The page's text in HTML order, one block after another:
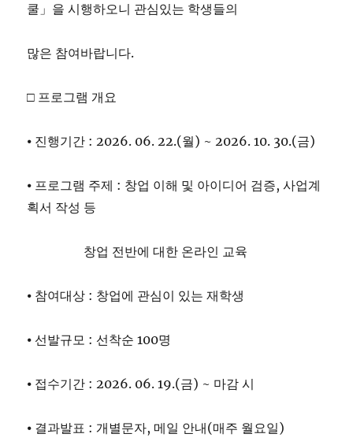
쿨」을 시행하오니 관심있는 학생들의
많은 참여바랍니다.
□ 프로그램 개요
⦁ 진행기간 : 2026. 06. 22.(월) ~ 2026. 10. 30.(금)
⦁ 프로그램 주제 : 창업 이해 및 아이디어 검증, 사업계
획서 작성 등
창업 전반에 대한 온라인 교육
⦁ 참여대상 : 창업에 관심이 있는 재학생
⦁ 선발규모 : 선착순 100명
⦁ 접수기간 : 2026. 06. 19.(금) ~ 마감 시
⦁ 결과발표 : 개별문자, 메일 안내(매주 월요일)